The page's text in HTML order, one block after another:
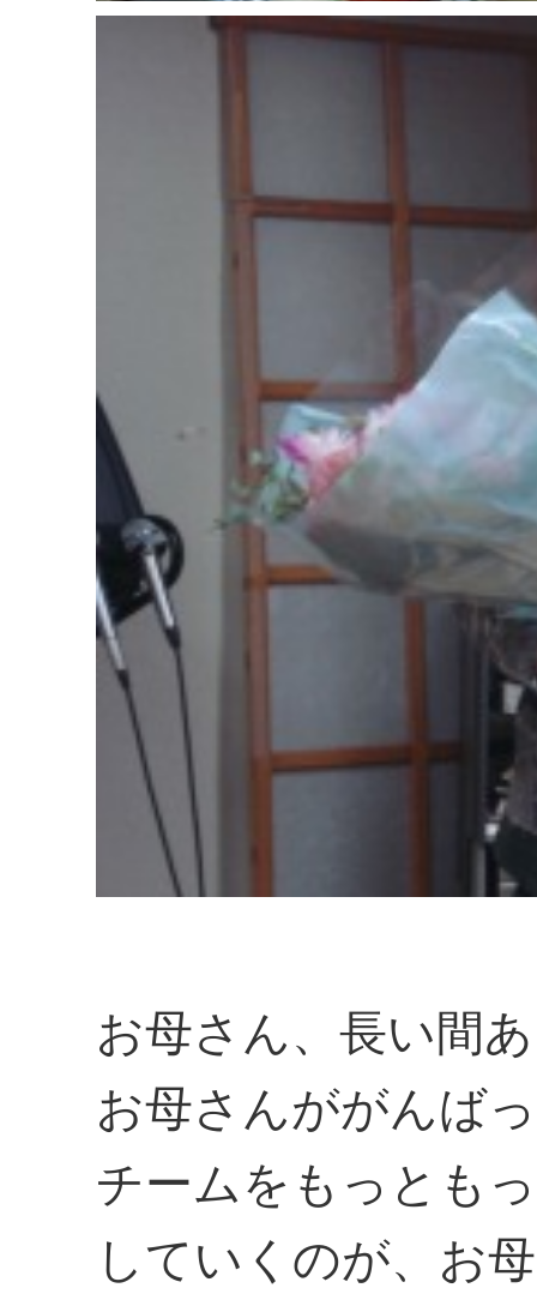
お母さん、長い間
お母さんががんば
チームをもっとも
していくのが、お